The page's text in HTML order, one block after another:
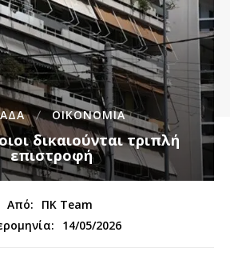
ΟΙΚΟΝΟΜΙΑ
δικαιούνται τριπλή
επιστροφή
Από:
ΠΚ Team
14/05/2026